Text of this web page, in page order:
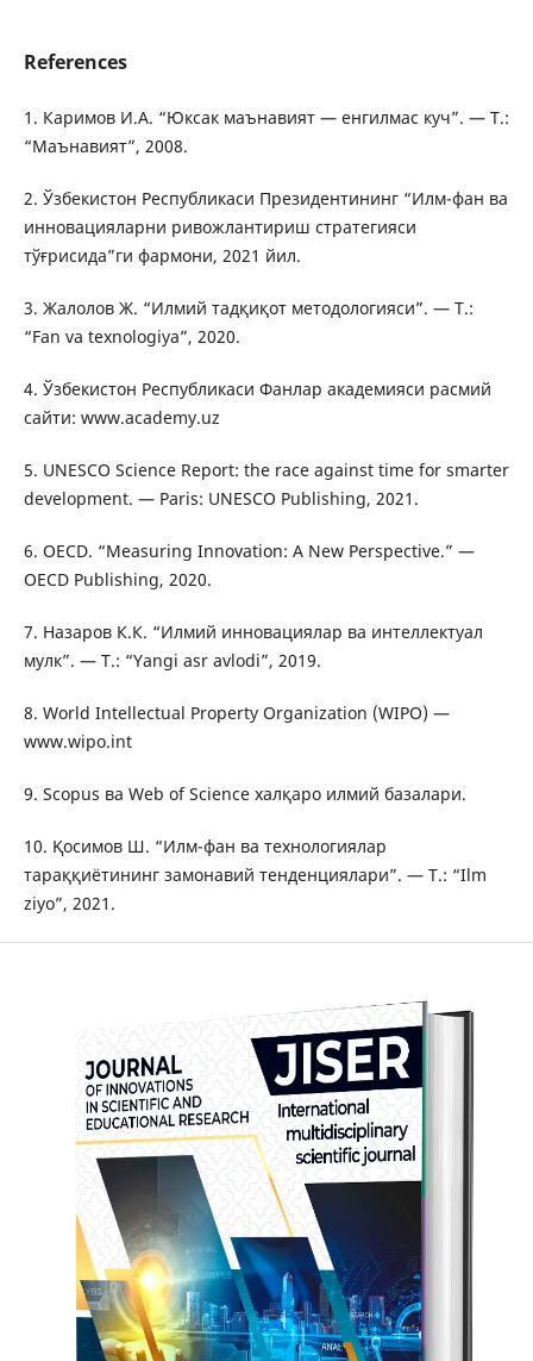
References
1. Каримов И.А. “Юксак маънавият — енгилмас куч”. — Т.:
“Маънавият”, 2008.
2. Ўзбекистон Республикаси Президентининг “Илм-фан ва
инновацияларни ривожлантириш стратегияси
тўғрисида”ги фармони, 2021 йил.
3. Жалолов Ж. “Илмий тадқиқот методологияси”. — Т.:
“Fan va texnologiya”, 2020.
4. Ўзбекистон Республикаси Фанлар академияси расмий
сайти: www.academy.uz
5. UNESCO Science Report: the race against time for smarter
development. — Paris: UNESCO Publishing, 2021.
6. OECD. “Measuring Innovation: A New Perspective.” —
OECD Publishing, 2020.
7. Назаров К.К. “Илмий инновациялар ва интеллектуал
мулк”. — Т.: “Yangi asr avlodi”, 2019.
8. World Intellectual Property Organization (WIPO) —
www.wipo.int
9. Scopus ва Web of Science халқаро илмий базалари.
10. Қосимов Ш. “Илм-фан ва технологиялар
тараққиётининг замонавий тенденциялари”. — Т.: “Ilm
ziyo”, 2021.